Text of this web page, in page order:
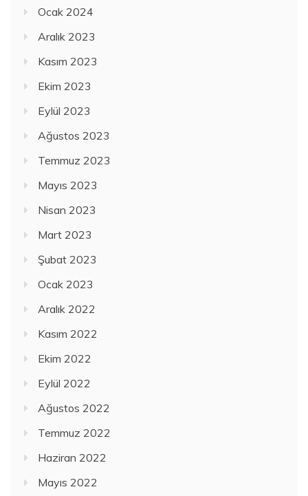
Ocak 2024
Aralık 2023
Kasım 2023
Ekim 2023
Eylül 2023
Ağustos 2023
Temmuz 2023
Mayıs 2023
Nisan 2023
Mart 2023
Şubat 2023
Ocak 2023
Aralık 2022
Kasım 2022
Ekim 2022
Eylül 2022
Ağustos 2022
Temmuz 2022
Haziran 2022
Mayıs 2022